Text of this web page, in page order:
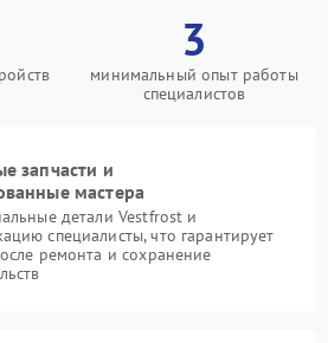
3
минимальный опыт работы
специалистов
запчасти и
мастера
детали Vestfrost и
специалисты, что гарантирует
ремонта и сохранение